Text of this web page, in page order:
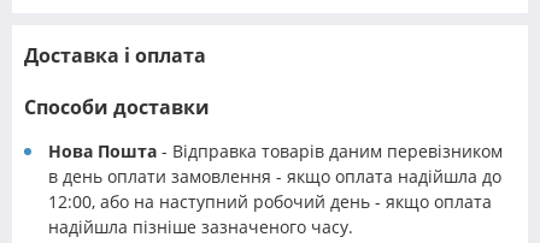
Доставка і оплата
Способи доставки
Нова Пошта - Відправка товарів даним перевізником
в день оплати замовлення - якщо оплата надійшла до
12:00, або на наступний робочий день - якщо оплата
надійшла пізніше зазначеного часу.